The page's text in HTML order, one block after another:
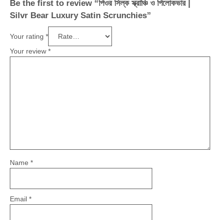
Be the first to review “পিওর সিল্ক স্ক্রাঞ্চি ও পিলোকভার |
Silvr Bear Luxury Satin Scrunchies”
Your rating *
Your review *
Name *
Email *